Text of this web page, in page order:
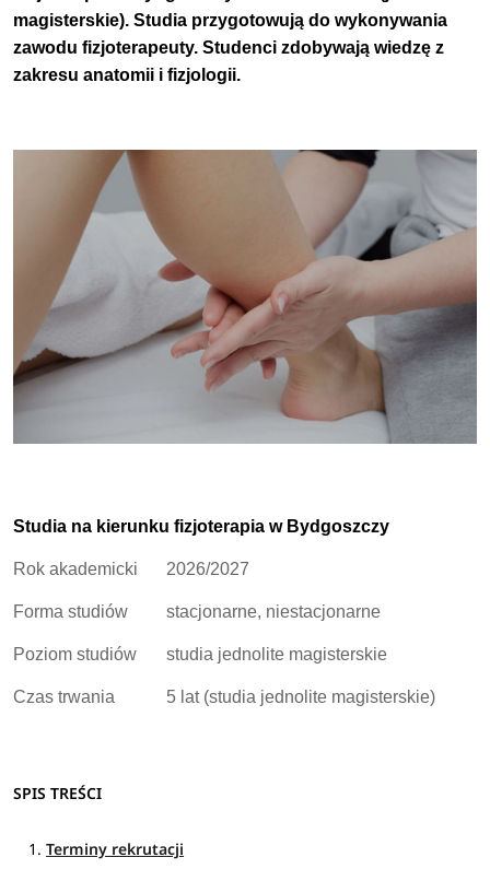
magisterskie). Studia przygotowują do wykonywania
zawodu fizjoterapeuty. Studenci zdobywają wiedzę z
zakresu anatomii i fizjologii.
Studia na kierunku fizjoterapia w Bydgoszczy
Rok akademicki 2026/2027
Forma studiów stacjonarne, niestacjonarne
Poziom studiów studia jednolite magisterskie
Czas trwania 5 lat (studia jednolite magisterskie)
SPIS TREŚCI
Terminy rekrutacji